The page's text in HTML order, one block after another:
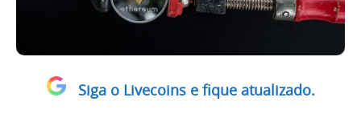
Siga o Livecoins e fique atualizado.